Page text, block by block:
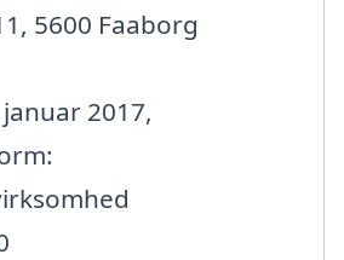
5600 Faaborg
2017,